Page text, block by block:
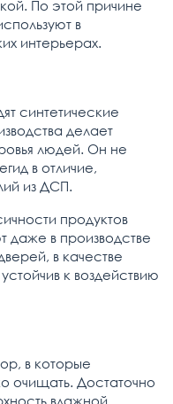
По этой причине
в
интерьерах.
синтетические
делает
людей. Он не
в отличие,
из ДСП.
продуктов
даже в производстве
в качестве
к воздействию
в которые
очищать. Достаточно
влажной